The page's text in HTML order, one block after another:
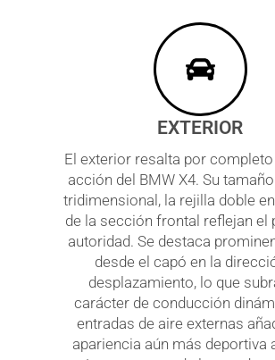
EXTERIOR
El exterior resalta por completo
acción del BMW X4. Su
tridimensional, la rejilla doble
de la sección frontal reflejan el
autoridad. Se destaca
desde el capó en la
desplazamiento, lo que
carácter de conducción
entradas de aire externas
apariencia aún más deportiva